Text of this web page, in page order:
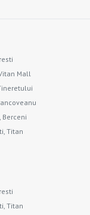
Mall
Titan
Titan